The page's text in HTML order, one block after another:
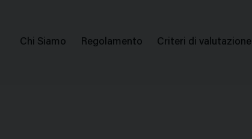
Menu
Chi Siamo Regolamento Criteri di valutazione